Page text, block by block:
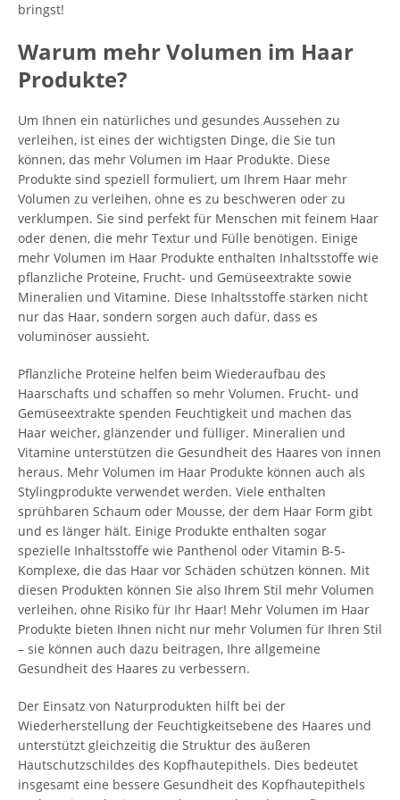
bringst!
Warum mehr Volumen im Haar
Produkte?
Um Ihnen ein natürliches und gesundes Aussehen zu
verleihen, ist eines der wichtigsten Dinge, die Sie tun
können, das mehr Volumen im Haar Produkte. Diese
Produkte sind speziell formuliert, um Ihrem Haar mehr
Volumen zu verleihen, ohne es zu beschweren oder zu
verklumpen. Sie sind perfekt für Menschen mit feinem Haar
oder denen, die mehr Textur und Fülle benötigen. Einige
mehr Volumen im Haar Produkte enthalten Inhaltsstoffe wie
pflanzliche Proteine, Frucht- und Gemüseextrakte sowie
Mineralien und Vitamine. Diese Inhaltsstoffe stärken nicht
nur das Haar, sondern sorgen auch dafür, dass es
voluminöser aussieht.
Pflanzliche Proteine helfen beim Wiederaufbau des
Haarschafts und schaffen so mehr Volumen. Frucht- und
Gemüseextrakte spenden Feuchtigkeit und machen das
Haar weicher, glänzender und fülliger. Mineralien und
Vitamine unterstützen die Gesundheit des Haares von innen
heraus. Mehr Volumen im Haar Produkte können auch als
Stylingprodukte verwendet werden. Viele enthalten
sprühbaren Schaum oder Mousse, der dem Haar Form gibt
und es länger hält. Einige Produkte enthalten sogar
spezielle Inhaltsstoffe wie Panthenol oder Vitamin B-5-
Komplexe, die das Haar vor Schäden schützen können. Mit
diesen Produkten können Sie also Ihrem Stil mehr Volumen
verleihen, ohne Risiko für Ihr Haar! Mehr Volumen im Haar
Produkte bieten Ihnen nicht nur mehr Volumen für Ihren Stil
– sie können auch dazu beitragen, Ihre allgemeine
Gesundheit des Haares zu verbessern.
Der Einsatz von Naturprodukten hilft bei der
Wiederherstellung der Feuchtigkeitsebene des Haares und
unterstützt gleichzeitig die Struktur des äußeren
Hautschutzschildes des Kopfhautepithels. Dies bedeutet
insgesamt eine bessere Gesundheit des Kopfhautepithels